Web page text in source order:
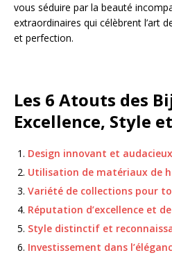
vous séduire par la beauté
extraordinaires qui célèbrent l’art
et perfection.
Les 6 Atouts des
Excellence, Style
Design innovant et audacieux
Utilisation de matériaux de
Variété de collections pour
Réputation d’excellence et
Style distinctif et
Investissement dans